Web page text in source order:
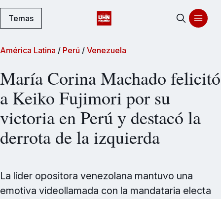
Temas
América Latina / Perú / Venezuela
María Corina Machado felicitó
a Keiko Fujimori por su
victoria en Perú y destacó la
derrota de la izquierda
La líder opositora venezolana mantuvo una
emotiva videollamada con la mandataria electa